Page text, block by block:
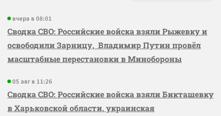
вчера в 08:01
Сводка СВО: Российские войска взяли Рыжевку и
освободили Зарницу, Владимир Путин провёл
масштабные перестановки в Минобороны
05 авг в 11:26
Сводка СВО: Российские войска взяли Бикташевку
в Харьковской области, украинская